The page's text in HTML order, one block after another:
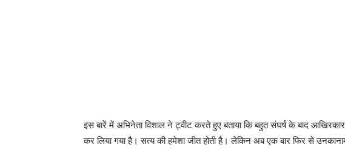
इस बारें में अभिनेता विशाल ने ट्वीट करते हुए बताया कि बहुत संघर्ष के बाद
कर लिया गया है। सत्य की हमेशा जीत होती है। लेकिन अब एक बार फिर से